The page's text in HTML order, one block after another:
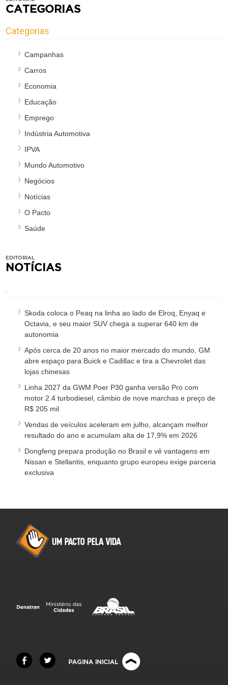
CATEGORIAS
Categorias
Campanhas
Carros
Economia
Educação
Emprego
Indústria Automotiva
IPVA
Mundo Automotivo
Negócios
Notícias
O Pacto
Saúde
EDITORIAL
NOTÍCIAS
.
Skoda coloca o Peaq na linha ao lado de Elroq, Enyaq e
Octavia, e seu maior SUV chega a superar 640 km de
autonomia
Após cerca de 20 anos no maior mercado do mundo, GM
abre espaço para Buick e Cadillac e tira a Chevrolet das
lojas chinesas
Linha 2027 da GWM Poer P30 ganha versão Pro com
motor 2.4 turbodiesel, câmbio de nove marchas e preço de
R$ 205 mil
Vendas de veículos aceleram em julho, alcançam melhor
resultado do ano e acumulam alta de 17,9% em 2026
Dongfeng prepara produção no Brasil e vê vantagens em
Nissan e Stellantis, enquanto grupo europeu exige parceria
exclusiva